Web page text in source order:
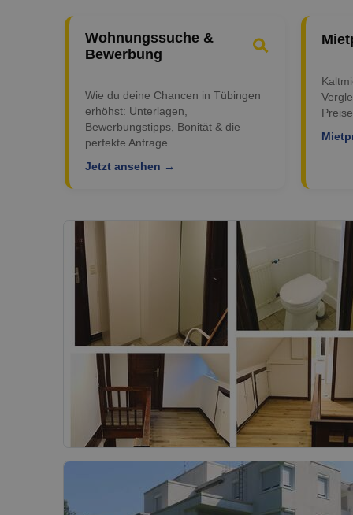
Wohnungssuche &
Bewerbung
Wie du deine Chancen in Tübingen
erhöhst: Unterlagen,
Bewerbungstipps, Bonität & die
perfekte Anfrage.
Jetzt ansehen →